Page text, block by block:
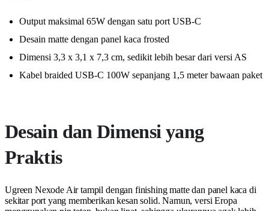
Output maksimal 65W dengan satu port USB-C
Desain matte dengan panel kaca frosted
Dimensi 3,3 x 3,1 x 7,3 cm, sedikit lebih besar dari versi AS
Kabel braided USB-C 100W sepanjang 1,5 meter bawaan paket
Desain dan Dimensi yang
Praktis
Ugreen Nexode Air tampil dengan finishing matte dan panel kaca di
sekitar port yang memberikan kesan solid. Namun, versi Eropa